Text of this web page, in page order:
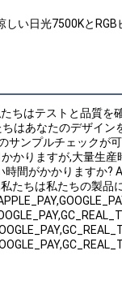
い日光7500Kと
ちはテストと品質
はあなたのデザイン
サンプルチェックが可
かりますが,大量生
間がかかりますか
たちは私たちの製品